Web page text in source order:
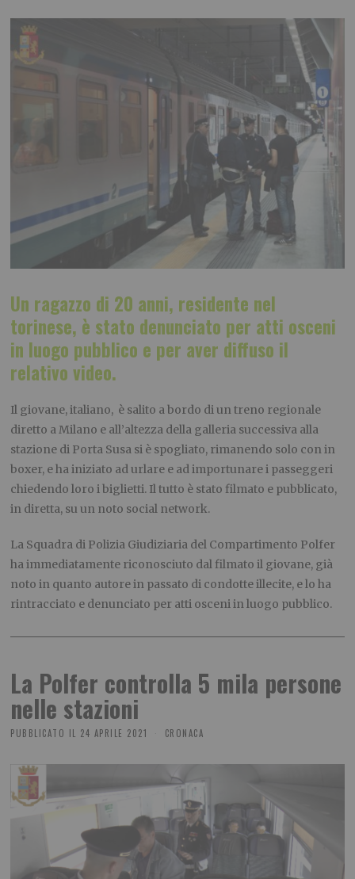
Un ragazzo di 20 anni, residente nel
torinese, è stato denunciato per atti osceni
in luogo pubblico e per aver diffuso il
relativo video.
Il giovane, italiano, è salito a bordo di un treno regionale
diretto a Milano e all’altezza della galleria successiva alla
stazione di Porta Susa si è spogliato, rimanendo solo con in
boxer, e ha iniziato ad urlare e ad importunare i passeggeri
chiedendo loro i biglietti. Il tutto è stato filmato e pubblicato,
in diretta, su un noto social network.
La Squadra di Polizia Giudiziaria del Compartimento Polfer
ha immediatamente riconosciuto dal filmato il giovane, già
noto in quanto autore in passato di condotte illecite, e lo ha
rintracciato e denunciato per atti osceni in luogo pubblico.
La Polfer controlla 5 mila persone
nelle stazioni
PUBBLICATO IL 24 APRILE 2021 CRONACA